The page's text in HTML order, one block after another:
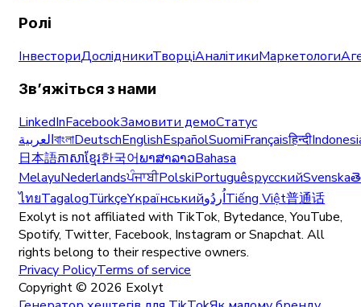
Ролі
ІнвесториДослідникиТворціАналітикиМаркетологи
Зв’яжіться з нами
LinkedInFacebookЗамовити демоСтатус
العربيةবাংলাDeutschEnglishEspañolSuomiFrançaisहिन्दी
日本語ភាសាខ្មែរ한국어ພາສາລາວBahasa
MelayuNederlandsਪੰਜਾਬੀPolskiPortuguêsрусскийSvenska
ไทยTagalogTürkçeYкраїнськийاُردُوTiếng Việt普通话
Exolyt is not affiliated with TikTok, Bytedance, YouTube,
Spotify, Twitter, Facebook, Instagram or Snapchat. All
rights belong to their respective owners.
Privacy PolicyTerms of service
Copyright © 2026 Exolyt